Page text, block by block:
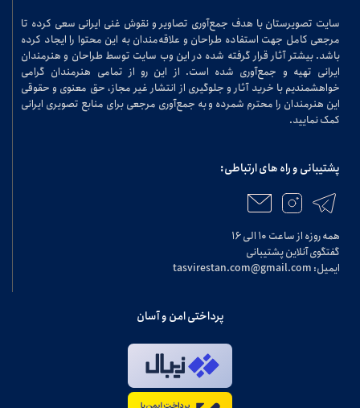
سایت تصویرستان با هدف جمع‌آوری تصاویر و نقوش غنی ایرانی سعی کرده تا
مرجعی کامل جهت استفاده طراحان و علاقه‌مندان به این محتوا را ایجاد کرده
باشد. بیشتر آثار قرار گرفته شده در این وب سایت توسط طراحان و هنرمندان
ایرانی تهیه و جمع‌آوری شده است. از این رو از تمامی هنرمندان گرامی
خواهشمندیم با خرید آثار و جلوگیری از انتشار غیر مجاز، حق معنوی و حقوقی
این هنرمندان را محترم شمرده و به جمع‌آوری مرجعی برای منابع تصویری ایرانی
کمک نمایید.
پشتیبانی و راه های ارتباطی:
همه روزه از ساعت ۱۰ الی ۱۶
گفتگوی آنلاین پشتیبانی
ایمیل: tasvirestan.com@gmail.com
پرداختی امن و آسان